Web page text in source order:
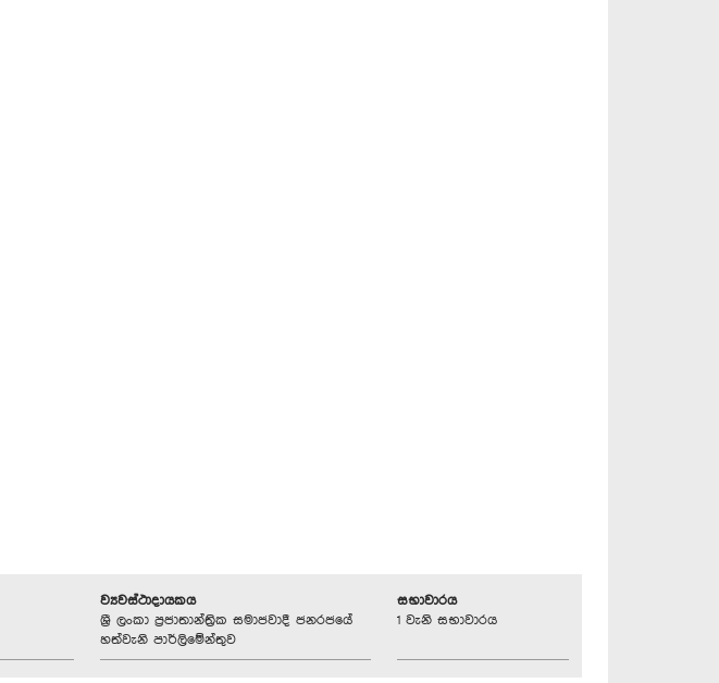
ව්‍යවස්ථාදායකය
ශ්‍රී ලංකා ප්‍රජාතාන්ත්‍රික සමාජවාදී ජනරජයේ
හත්වැනි පාර්ලිමේන්තුව
සභාවාරය
1 වැනි සභාවාරය